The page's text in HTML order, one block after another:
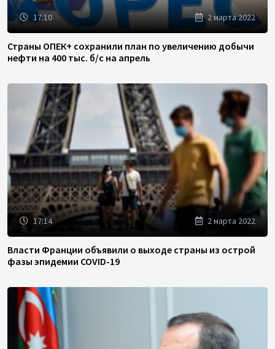
17:10 2 марта 2022
Страны ОПЕК+ сохранили план по увеличению добычи
нефти на 400 тыс. б/с на апрель
17:14 2 марта 2022
Власти Франции объявили о выходе страны из острой
фазы эпидемии COVID-19